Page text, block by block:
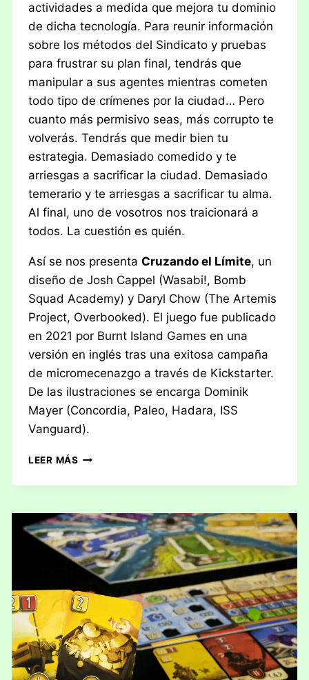
actividades a medida que mejora tu dominio
de dicha tecnología. Para reunir información
sobre los métodos del Sindicato y pruebas
para frustrar su plan final, tendrás que
manipular a sus agentes mientras cometen
todo tipo de crímenes por la ciudad… Pero
cuanto más permisivo seas, más corrupto te
volverás. Tendrás que medir bien tu
estrategia. Demasiado comedido y te
arriesgas a sacrificar la ciudad. Demasiado
temerario y te arriesgas a sacrificar tu alma.
Al final, uno de vosotros nos traicionará a
todos. La cuestión es quién.
Así se nos presentaCruzando el Límite, un
diseño de Josh Cappel (Wasabi!, Bomb
Squad Academy) y Daryl Chow (The Artemis
Project, Overbooked). El juego fue publicado
en 2021 por Burnt Island Games en una
versión en inglés tras una exitosa campaña
de micromecenazgo a través de Kickstarter.
De las ilustraciones se encarga Dominik
Mayer (Concordia, Paleo, Hadara, ISS
Vanguard).
LEER MÁS RESEÑA:
EL